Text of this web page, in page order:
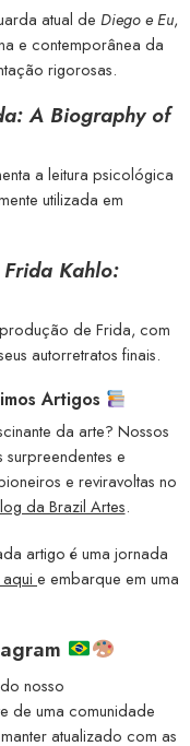
atual de Diego e Eu,
e contemporânea da
rigorosas.
A Biography of
a leitura psicológica
utilizada em
Frida Kahlo:
de Frida, com
autorretratos finais.
Artigos
da arte? Nossos
e
e reviravoltas no
da Brazil Artes.
artigo é uma jornada
e embarque em uma
nosso
de uma comunidade
atualizado com as